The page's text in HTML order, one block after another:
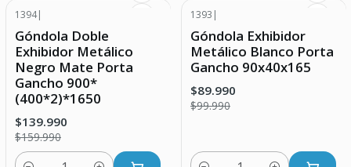
1394|
Góndola Doble
Exhibidor Metálico
Negro Mate Porta
Gancho 900*
(400*2)*1650
$139.990
$159.990
1393 |
Góndola Exhibidor
Metálico Blanco Porta
Gancho 90x40x165
$89.990
$99.990